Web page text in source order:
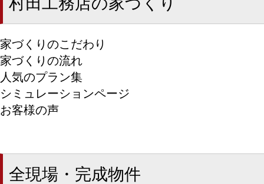
家づくりのこだわり
家づくりの流れ
人気のプラン集
シミュレーションページ
お客様の声
全現場・完成物件